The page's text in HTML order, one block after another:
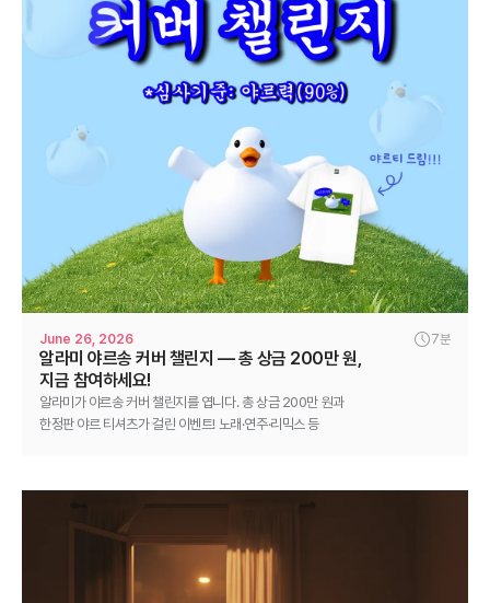
June 26, 2026 7분
알라미 야르송 커버 챌린지 — 총 상금 200만 원,
지금 참여하세요!
알라미가 야르송 커버 챌린지를 엽니다. 총 상금 200만 원과
한정판 야르 티셔츠가 걸린 이벤트! 노래·연주·리믹스 등